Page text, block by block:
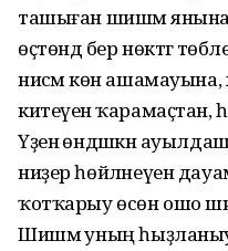
ташыған шишмә
өҫтөндә бер нөктәгә
нисәмә көн ашамауына,
китеүенә ҡарамаҫтан,
Үҙенә өндәшкән
ниҙер һөйләнеүен
ҡотҡарыу өсөн ошо
Шишмә уның